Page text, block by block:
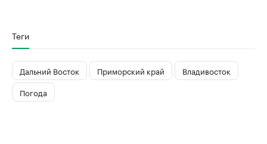
Теги
Дальний Восток Приморский край
Владивосток
Погода